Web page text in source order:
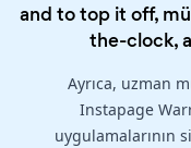
and to top it off,
the-clock,
Ayrıca, uzman
Instapage
uygulamalarının